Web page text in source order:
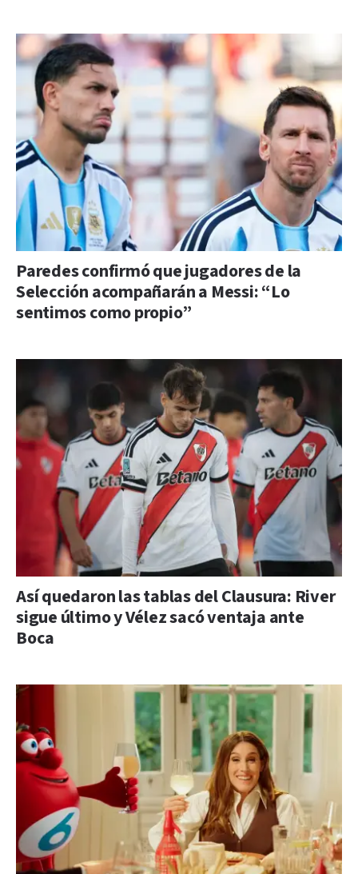
Paredes confirmó que jugadores de la
Selección acompañarán a Messi: “Lo
sentimos como propio”
Así quedaron las tablas del Clausura: River
sigue último y Vélez sacó ventaja ante
Boca